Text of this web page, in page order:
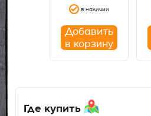
Где купить
в наличии
Добавить
в корзину